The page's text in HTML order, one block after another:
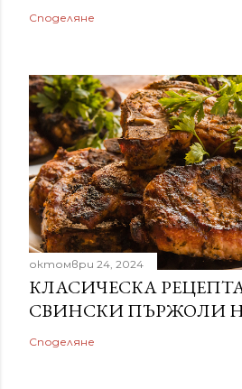
Споделяне
октомври 24, 2024
КЛАСИЧЕСКА
СВИНСКИ ПЪРЖОЛИ
Споделяне